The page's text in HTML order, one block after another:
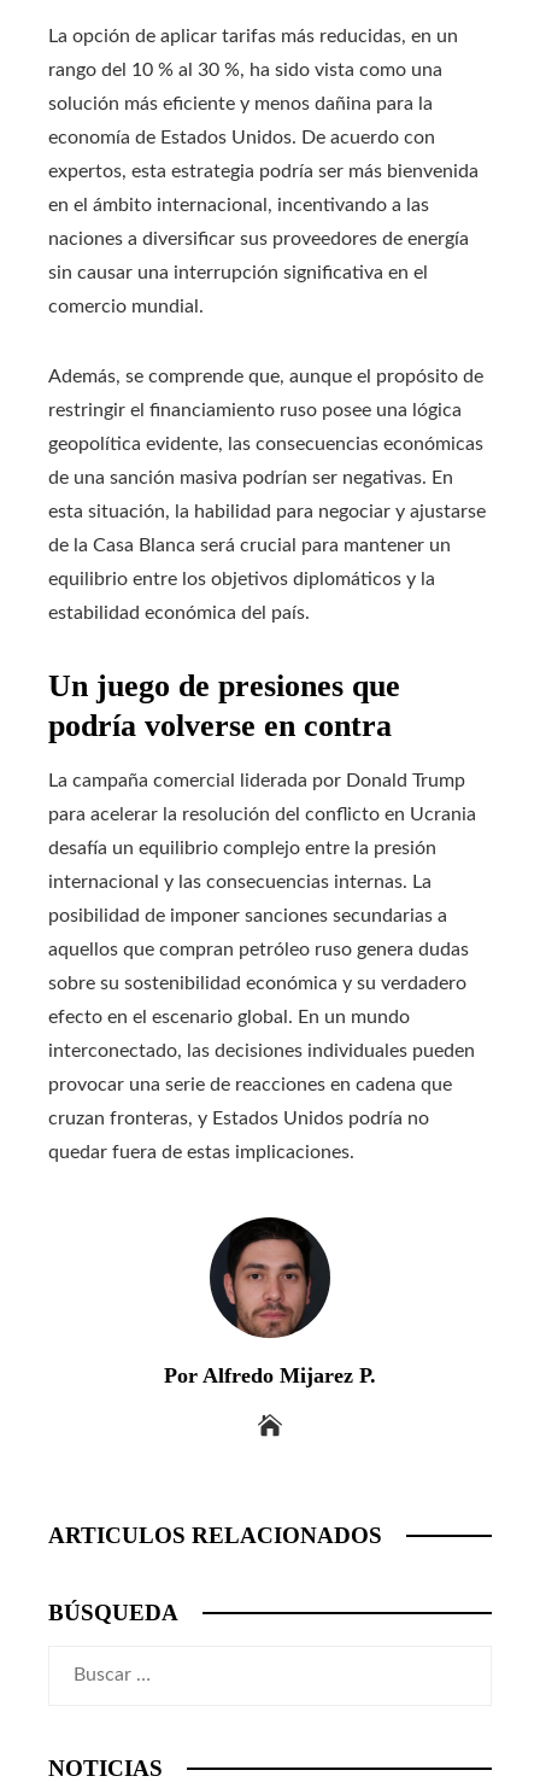
La opción de aplicar tarifas más reducidas, en un
rango del 10 % al 30 %, ha sido vista como una
solución más eficiente y menos dañina para la
economía de Estados Unidos. De acuerdo con
expertos, esta estrategia podría ser más bienvenida
en el ámbito internacional, incentivando a las
naciones a diversificar sus proveedores de energía
sin causar una interrupción significativa en el
comercio mundial.
Además, se comprende que, aunque el propósito de
restringir el financiamiento ruso posee una lógica
geopolítica evidente, las consecuencias económicas
de una sanción masiva podrían ser negativas. En
esta situación, la habilidad para negociar y ajustarse
de la Casa Blanca será crucial para mantener un
equilibrio entre los objetivos diplomáticos y la
estabilidad económica del país.
Un juego de presiones que
podría volverse en contra
La campaña comercial liderada por Donald Trump
para acelerar la resolución del conflicto en Ucrania
desafía un equilibrio complejo entre la presión
internacional y las consecuencias internas. La
posibilidad de imponer sanciones secundarias a
aquellos que compran petróleo ruso genera dudas
sobre su sostenibilidad económica y su verdadero
efecto en el escenario global. En un mundo
interconectado, las decisiones individuales pueden
provocar una serie de reacciones en cadena que
cruzan fronteras, y Estados Unidos podría no
quedar fuera de estas implicaciones.
Por Alfredo Mijarez P.
ARTICULOS RELACIONADOS
BÚSQUEDA
NOTICIAS